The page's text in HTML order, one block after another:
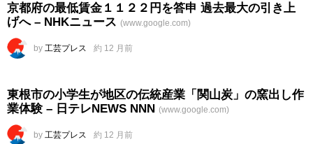
京都府の最低賃金１１２２円を答申 過去最大の引き上
げへ – NHKニュース (www.google.com)
by 工芸プレス 約 12 月前
東根市の小学生が地区の伝統産業 「関山炭」の窯出し作
業体験 – 日テレNEWS NNN (www.google.com)
by 工芸プレス 約 12 月前